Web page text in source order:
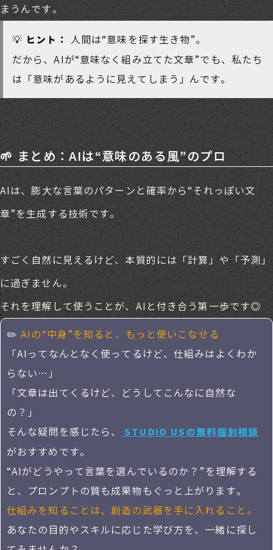
まうんです。
💡 ヒント：
人間は“意味を探す生き物”。
だから、AIが“意味なく組み立てた文章”でも、私たち
は「意味があるように見えてしまう」んです。
🌱 まとめ：AIは“意味のある風”のプロ
AIは、膨大な言葉のパターンと確率から“それっぽい文
章”を生成する技術です。
すごく自然に見えるけど、本質的には「計算」や「予測」
に過ぎません。
それを理解して使うことが、AIと付き合う第一歩です◎
✏️AIの“中身”を知ると、もっと使いこなせる
「AIってなんとなく使ってるけど、仕組みはよくわか
らない…」
「文章は出てくるけど、どうしてこんなに自然な
の？」
そんな疑問を感じたら、
STUDIO USの無料個別相談
がおすすめです。
“AIがどうやって言葉を選んでいるのか？”を理解する
と、プロンプトの質も成果物もぐっと上がります。
仕組みを知ることは、創造の武器を手に入れること。
あなたの目的やスキルに応じた学び方を、一緒に探し